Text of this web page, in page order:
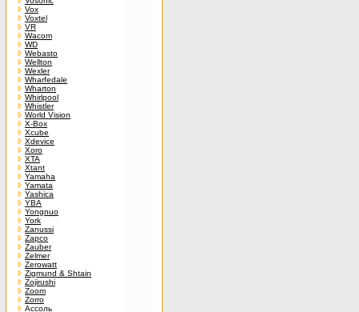
Vox
Voxtel
VR
Wacom
WD
Webasto
Wellton
Wexler
Wharfedale
Wharton
Whirlpool
Whistler
World Vision
X-Box
Xcube
Xdevice
Xoro
XTA
Xtant
Yamaha
Yamata
Yashica
YBA
Yongnuo
York
Zanussi
Zapco
Zauber
Zelmer
Zerowatt
Zigmund & Shtain
Zojirushi
Zoom
Zorro
Ассоль